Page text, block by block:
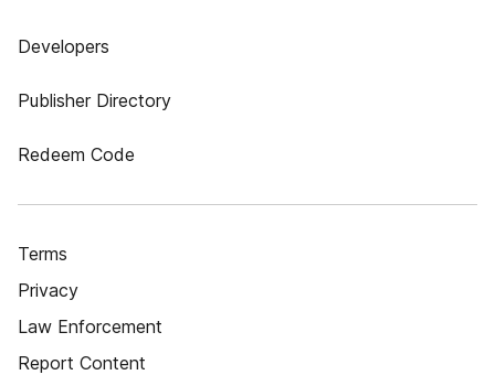
Developers
Publisher Directory
Redeem Code
Terms
Privacy
Law Enforcement
Report Content